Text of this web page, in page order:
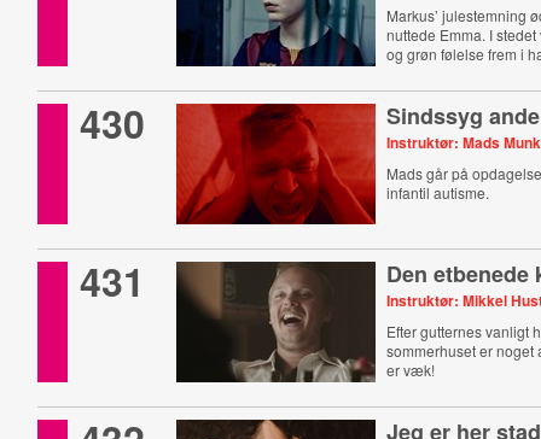
Markus’ julestemning
nuttede Emma. I
og grøn følelse frem i
430 Sindssyg
Instruktør: Mads
Mads går på
infantil autisme.
431 Den etbenede
Instruktør: Mikkel
Efter gutternes vanligt
sommerhuset er noget
er væk!
Jeg er her